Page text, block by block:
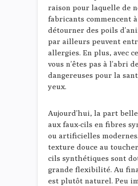
raison pour laquelle de
fabricants commencent à
détourner des poils
par ailleurs peuvent
allergies. En plus, avec
vous n’êtes pas à l’abri
dangereuses pour la
yeux.
Aujourd’hui, la part
aux faux-cils en fibres
ou artificielles
texture douce au
cils synthétiques sont
grande flexibilité. Au
est plutôt naturel. Peu